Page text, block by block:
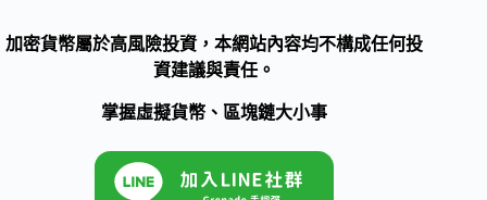
加密貨幣屬於高風險投資，本網站內容均不構成任何投
資建議與責任。
掌握虛擬貨幣、區塊鏈大小事